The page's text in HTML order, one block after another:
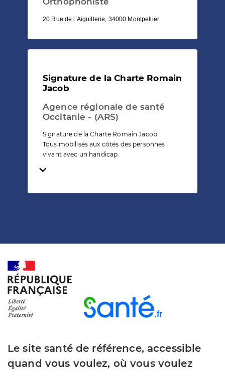
20 Rue de l’Aiguillerie, 34000 Montpellier
Signature de la Charte Romain
Jacob
Agence régionale de santé
Occitanie - (ARS)
Signature de la Charte Romain Jacob.
Tous mobilisés aux côtés des personnes
vivant avec un handicap.
Temps de lecture
Le site santé de référence, accessible
quand vous voulez, où vous voulez